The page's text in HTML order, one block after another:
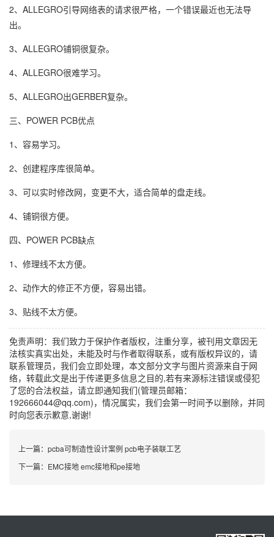
2、ALLEGRO引导网络表的请求很严格，一个错误最近也无法导
出。
3、ALLEGRO铺铜很复杂。
4、ALLEGRO很难学习。
5、ALLEGRO出GERBER复杂。
三、POWER PCB优点
1、容易学习。
2、创建程序库很简单。
3、可以实时修改网，变更不大，适合简单的盘走线。
4、铺铜很方便。
四、POWER PCB缺点
1、修理线不太方便。
2、动作大的修正不方便，容易出错。
3、贴线不太方便。
免责声明：我们致力于保护作者版权，注重分享，被刊用文章因无
法核实真实出处，未能及时与作者取得联系，或有版权异议的，请
联系管理员，我们会立即处理，本文部分文字与图片资源来自于网
络，转载此文是出于传递更多信息之目的,若有来源标注错误或侵犯
了您的合法权益，请立即通知我们(管理员邮箱：
192666044@qq.com)，情况属实，我们会第一时间予以删除，并同
时向您表示歉意,谢谢!
上一篇： pcba可制造性设计案例 pcb电子装联工艺
下一篇： EMC接地 emc接地和pe接地